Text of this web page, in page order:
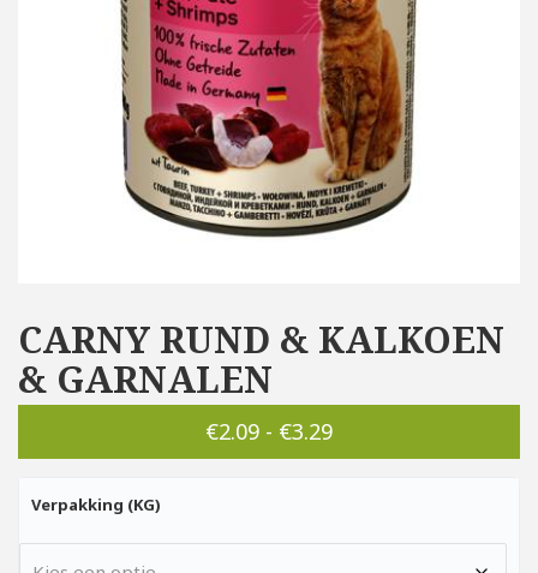
CARNY RUND & KALKOEN
& GARNALEN
€2.09 - €3.29Prijsklasse:
tot
Verpakking (KG)